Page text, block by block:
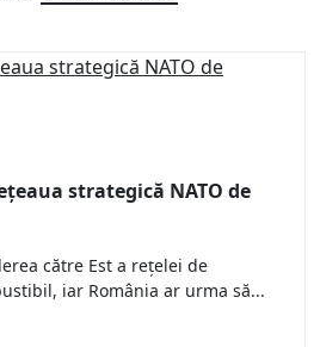
strategică NATO de
către Est a rețelei de
iar România ar urma să...